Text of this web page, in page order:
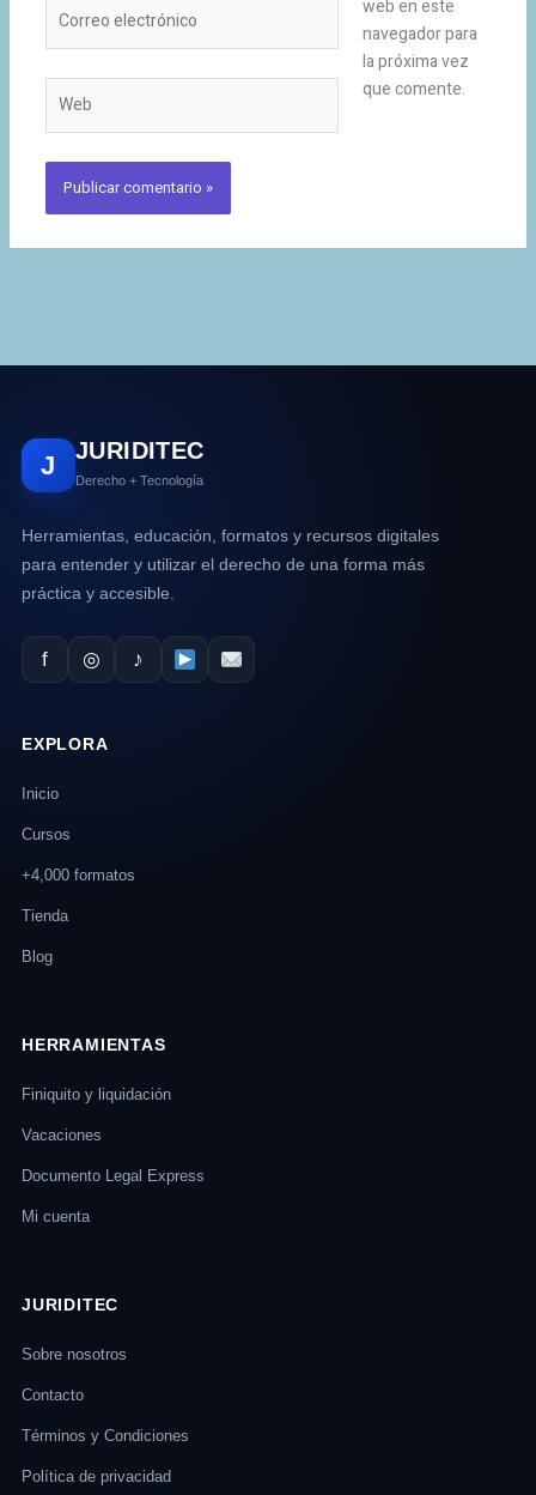
electrónico
web en este
navegador para
la próxima vez
que comente.
J
JURIDITEC
Derecho + Tecnología
Herramientas, educación, formatos y recursos digitales
para entender y utilizar el derecho de una forma más
práctica y accesible.
f ◎ ♪
EXPLORA
Inicio
Cursos
+4,000 formatos
Tienda
Blog
HERRAMIENTAS
Finiquito y liquidación
Vacaciones
Documento Legal Express
Mi cuenta
JURIDITEC
Sobre nosotros
Contacto
Términos y Condiciones
Política de privacidad